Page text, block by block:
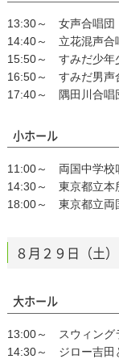
13:30～ 女声合唱団
14:40～ 立花混声合
15:50～ すみだ少年
16:50～ すみだ男声
17:40～ 隅田川合唱
小ホール
11:00～ 両国中学校
14:30～ 東京都立本
18:00～ 東京都立両
８月２９日（土）
大ホール
13:00～ スウィング
14:30～ ジロー吉田